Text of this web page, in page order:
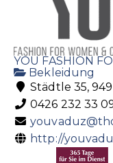
YOU FASHION
Bekleidung
Städtle 35,
0426 232 33
http://